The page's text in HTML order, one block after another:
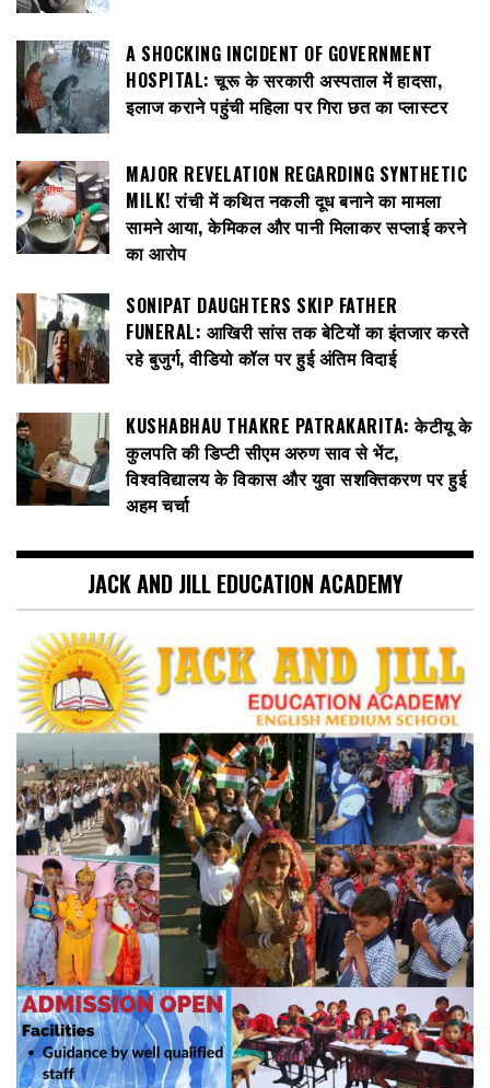
A SHOCKING INCIDENT OF GOVERNMENT
HOSPITAL: चूरू के सरकारी अस्पताल में हादसा,
इलाज कराने पहुंची महिला पर गिरा छत का प्लास्टर
MAJOR REVELATION REGARDING SYNTHETIC
MILK! रांची में कथित नकली दूध बनाने का मामला
सामने आया, केमिकल और पानी मिलाकर सप्लाई करने
का आरोप
SONIPAT DAUGHTERS SKIP FATHER
FUNERAL: आखिरी सांस तक बेटियों का इंतजार करते
रहे बुजुर्ग, वीडियो कॉल पर हुई अंतिम विदाई
KUSHABHAU THAKRE PATRAKARITA: केटीयू के
कुलपति की डिप्टी सीएम अरुण साव से भेंट,
विश्वविद्यालय के विकास और युवा सशक्तिकरण पर हुई
अहम चर्चा
JACK AND JILL EDUCATION ACADEMY